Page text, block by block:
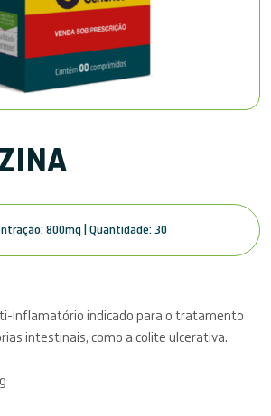
800mg | Quantidade: 30
inflamatório indicado para o tratamento
intestinais, como a colite ulcerativa.